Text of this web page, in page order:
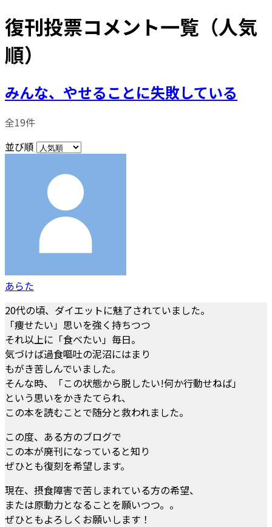
復刊投票コメント一覧（人気
順）
みんな、やせることに失敗している
全19件
並び順
あらた
20代の頃、ダイエットに魅了されていました。
「痩せたい」思いを強く持ちつつ
それ以上に「食べたい」毎日。
気づけば過食嘔吐の泥沼にはまり
もがき苦しんでいました。
そんな時、「この状態から脱したい!何か行動せねば」
という思いをかきたてられ、
この本を読むことで随分と救われました。
この度、ある方のブログで
この本が廃刊になっていると知り
ぜひとも復刻を希望します。
現在、摂食障害で苦しまれている方の希望、
または原動力となることを願いつつ。。
ぜひともよろしくお願いします！